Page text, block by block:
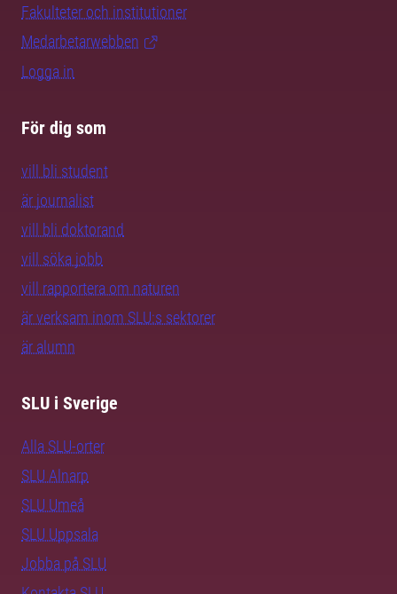
Fakulteter och institutioner
Medarbetarwebben
Logga in
För dig som
vill bli student
är journalist
vill bli doktorand
vill söka jobb
vill rapportera om naturen
är verksam inom SLU:s sektorer
är alumn
SLU i Sverige
Alla SLU-orter
SLU Alnarp
SLU Umeå
SLU Uppsala
Jobba på SLU